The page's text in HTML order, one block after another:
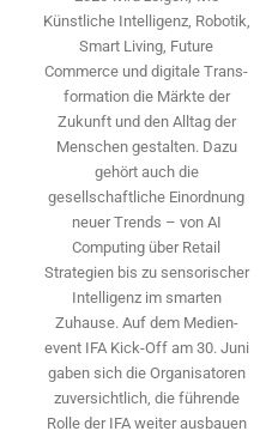
Künstliche Intelligenz, Robotik,
Smart Living, Future
Commerce und digitale Trans­
formation die Märkte der
Zukunft und den Alltag der
Menschen gestalten. Dazu
gehört auch die
gesellschaftliche Einordnung
neuer Trends – von AI
Computing über Retail
Strategien bis zu sensorischer
Intelligenz im smarten
Zuhause. Auf dem Medien­
event IFA Kick-Off am 30. Juni
gaben sich die Organisatoren
zuversichtlich, die führende
Rolle der IFA weiter ausbauen